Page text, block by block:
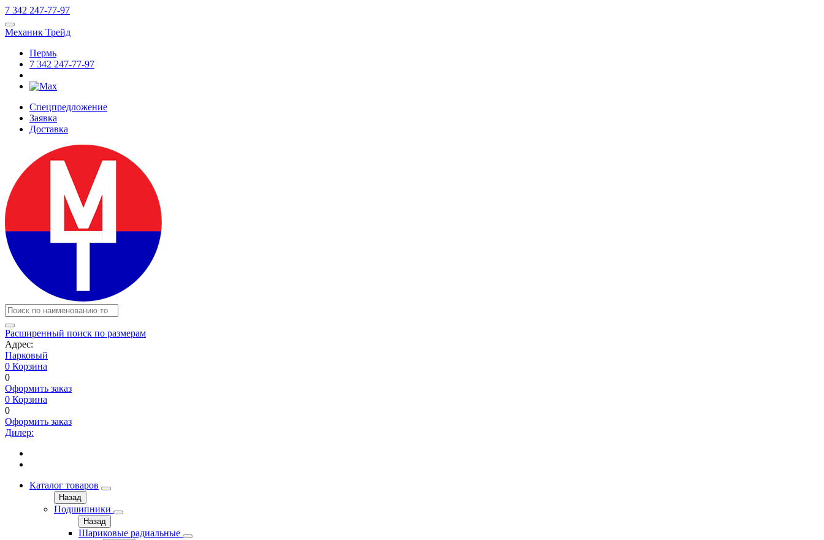
7 342 247-77-97
Механик Трейд
Пермь
7 342 247-77-97
Спецпредложение
Заявка
Доставка
Расширенный поиск по размерам
Адрес:
Парковый
0 Корзина
0
Оформить заказ
0 Корзина
0
Оформить заказ
Дилер:
Каталог товаров
Назад
Подшипники
Назад
Шариковые радиальные